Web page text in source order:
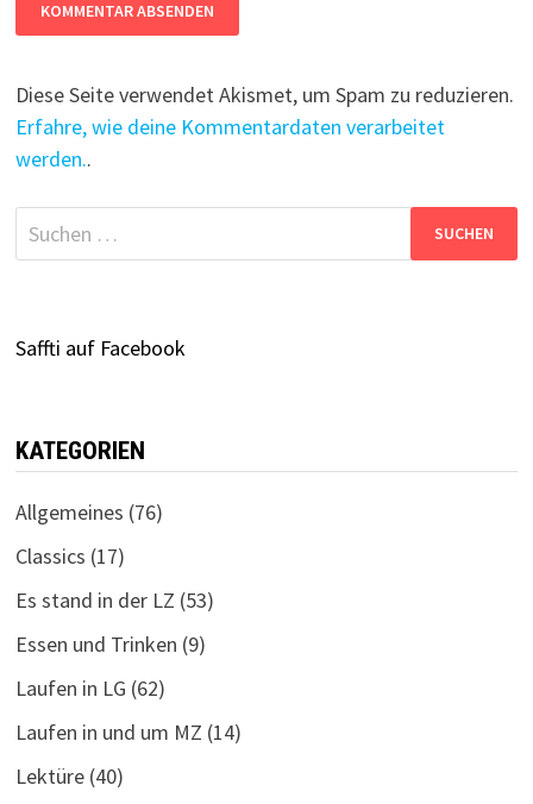
Diese Seite verwendet Akismet, um Spam zu reduzieren.
Erfahre, wie deine Kommentardaten verarbeitet
werden..
Suchen
nach:
Saffti auf Facebook
KATEGORIEN
Allgemeines (76)
Classics (17)
Es stand in der LZ (53)
Essen und Trinken (9)
Laufen in LG (62)
Laufen in und um MZ (14)
Lektüre(40)